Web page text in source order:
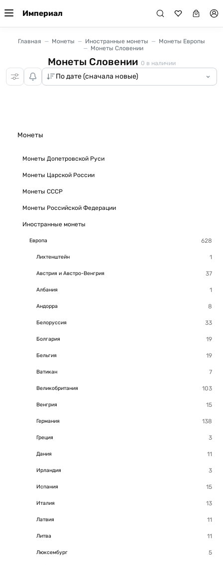
Империал
Монеты
Монеты Допетровской Руси
Монеты Царской России
Монеты СССР
Монеты Российской Федерации
Иностранные монеты
Европа
Лихтенштейн
Австрия и Австро-Венгрия
Албания
Андорра
Белоруссия
Болгария
Бельгия
Ватикан
Великобритания
Венгрия
Германия
Греция
Дания
Ирландия
Испания
Италия
Латвия
Литва
Люксембург
Главная Монеты Иностранные монеты
Монеты Европы
Монеты Словении
Монеты Словении 0 в наличии